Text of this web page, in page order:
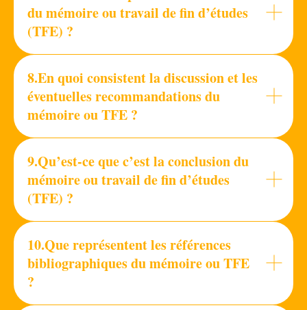
du mémoire ou travail de fin d’études
(TFE) ?
8.En quoi consistent la discussion et les
éventuelles recommandations du
mémoire ou TFE ?
9.Qu’est-ce que c’est la conclusion du
mémoire ou travail de fin d’études
(TFE) ?
10.Que représentent les références
bibliographiques du mémoire ou TFE
?